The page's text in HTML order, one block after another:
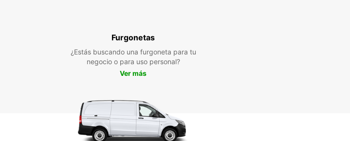
Furgonetas
¿Estás buscando una furgoneta para tu
negocio o para uso personal?
Ver más